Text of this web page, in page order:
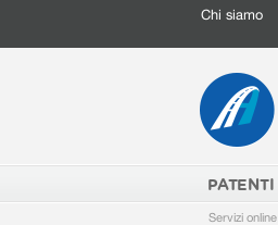
Chi siamo
PATENTI
Servizi online